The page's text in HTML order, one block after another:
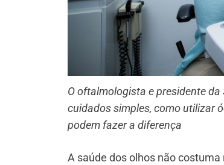
O oftalmologista e presidente da
cuidados simples, como utilizar
podem fazer a diferença
A saúde dos olhos não